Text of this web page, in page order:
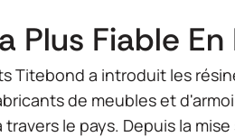
Plus Fiable
Titebond a introduit les
de meubles et
le pays. Depuis la